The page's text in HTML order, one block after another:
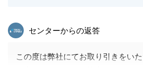
東急リバブル
センターからの返答
この度は弊社にてお取り引きをい